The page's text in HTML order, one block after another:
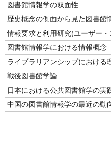
図書館情報学の双面性
歴史概念の側面から見た図書館
情報要求と利用研究(ユーザー
図書館情報学における情報概念
ライブラリアンシップにおける
戦後図書館学論
日本における公共図書館学の実
中国の図書館情報学の最近の動